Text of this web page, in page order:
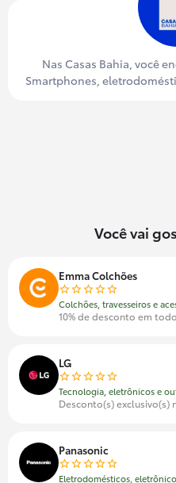
Nas Casas Bahia, você
Smartphones,
Você vai
Emma Colchões
Colchões, travesseiros e
10% de desconto em
LG
Tecnologia, eletrônicos e
Desconto(s) exclusivo(s)
Panasonic
Eletrodomésticos,